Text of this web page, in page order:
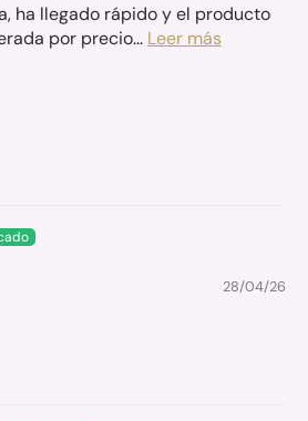
ha llegado rápido y el producto
por precio... Leer más
28/04/26